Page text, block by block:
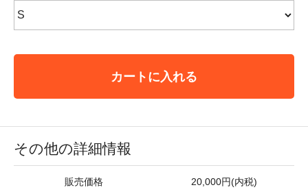
カートに入れる
その他の詳細情報
販売価格 20,000円(内税)